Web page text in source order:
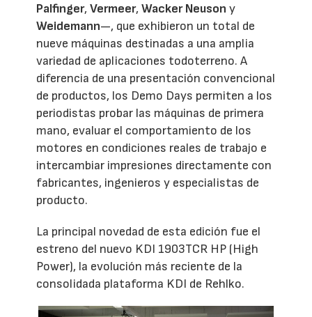
Palfinger,Vermeer,Wacker Neuson y
Weidemann—, que exhibieron un total de
nueve máquinas destinadas a una amplia
variedad de aplicaciones todoterreno. A
diferencia de una presentación convencional
de productos, los Demo Days permiten a los
periodistas probar las máquinas de primera
mano, evaluar el comportamiento de los
motores en condiciones reales de trabajo e
intercambiar impresiones directamente con
fabricantes, ingenieros y especialistas de
producto.
La principal novedad de esta edición fue el
estreno del nuevo KDI 1903TCR HP (High
Power), la evolución más reciente de la
consolidada plataforma KDI de Rehlko.